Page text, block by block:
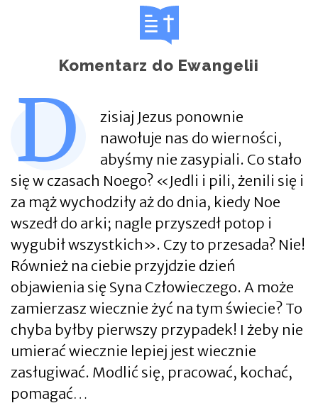
Komentarz do Ewangelii
D
zisiaj Jezus ponownie
nawołuje nas do wierności,
abyśmy nie zasypiali. Co stało
się w czasach Noego? «Jedli i pili, żenili się i
za mąż wychodziły aż do dnia, kiedy Noe
wszedł do arki; nagle przyszedł potop i
wygubił wszystkich». Czy to przesada? Nie!
Również na ciebie przyjdzie dzień
objawienia się Syna Człowieczego. A może
zamierzasz wiecznie żyć na tym świecie? To
chyba byłby pierwszy przypadek! I żeby nie
umierać wiecznie lepiej jest wiecznie
zasługiwać. Modlić się, pracować, kochać,
pomagać…